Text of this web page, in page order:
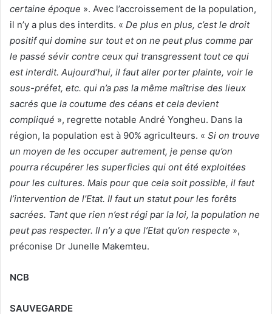
certaine époque ». Avec l’accroissement de la population,
il n’y a plus des interdits. « De plus en plus, c’est le droit
positif qui domine sur tout et on ne peut plus comme par
le passé sévir contre ceux qui transgressent tout ce qui
est interdit. Aujourd’hui, il faut aller porter plainte, voir le
sous-préfet, etc. qui n’a pas la même maîtrise des lieux
sacrés que la coutume des céans et cela devient
compliqué », regrette notable André Yongheu. Dans la
région, la population est à 90% agriculteurs. « Si on trouve
un moyen de les occuper autrement, je pense qu’on
pourra récupérer les superficies qui ont été exploitées
pour les cultures. Mais pour que cela soit possible, il faut
l’intervention de l’Etat. Il faut un statut pour les forêts
sacrées. Tant que rien n’est régi par la loi, la population ne
peut pas respecter. Il n’y a que l’Etat qu’on respecte »,
préconise Dr Junelle Makemteu.
NCB
SAUVEGARDE